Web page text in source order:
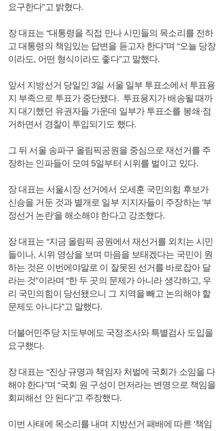
요구한다”고 밝혔다.
장 대표는 “대통령을 직접 만나 시민들의 목소리를 전하
고 대통령의 책임있는 답변을 듣고자 한다”며 “오늘 당장
이라도, 어떤 형식이라도 좋다”고 말했다.
앞서 지방선거 당일인 3일 서울 일부 투표소에서 투표용
지 부족으로 투표가 중단됐다. 투표용지가 배송될 때까
지 대기했던 유권자들 가운데 일부가 투표소를 봉쇄·점
거하면서 경찰이 투입되기도 했다.
그 뒤 서울 송파구 올림픽공원을 중심으로 재선거를 주
장하는 인파들이 모여 5일부터 시위를 벌이고 있다.
장 대표는 서울시장 선거에서 오세훈 국민의힘 후보가
신승을 거둔 것과 별개로 일부 지지자들이 주장하는 '부
정선거 논란'을 해소해야 한다고 강조했다.
장 대표는 “지금 올림픽 공원에서 재선거를 외치는 시민
들이나, 시위 영상을 보며 마음을 보태겠다는 국민이 원
하는 것은 이번에야말로 이 잘못된 선거를 바로잡아 달
라는 것”이라며 “한 두 곳의 문제가 아니라 생각하고, 우
리 국민의힘이 당선됐으니 그 지역을 빼고 논의해야 할
문제도 아니다”고 말했다.
더불어민주당 지도부에도 국정조사와 특별검사 도입을
요구했다.
장 대표는 “진상 규명과 책임자 처벌에 국회가 소임을 다
해야 한다”며 “국회 원 구성이 먼저라는 변명으로 책임을
회피해선 안 된다”고 주장했다.
이번 사태에 목소리를 내며 지방선거 패배에 따른 ‘책임